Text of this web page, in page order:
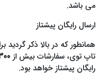
می باشد.
ارسال رایگان پیشتاز
همانطور که در بالا ذکر گردید
تاپ توی، سفارشات بیش از 300 هزار
رایگان پیشتاز خواهد بود.